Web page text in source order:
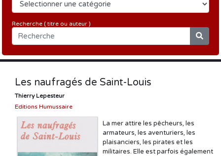
Recherche ( titre ou auteur )
Les naufragés de Saint-Louis
Thierry Lepesteur
Editions Humussaire
La mer attire les pêcheurs, les
armateurs, les aventuriers, les
plaisanciers, les pirates et les
militaires. Elle est parfois également